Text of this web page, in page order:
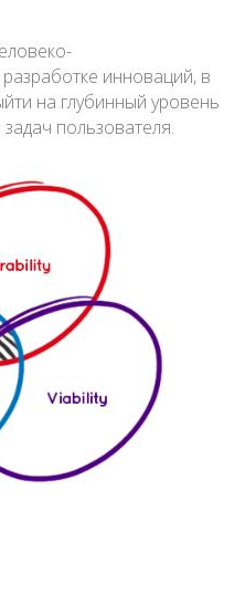
инноваций, в
на глубинный уровень
пользователя.